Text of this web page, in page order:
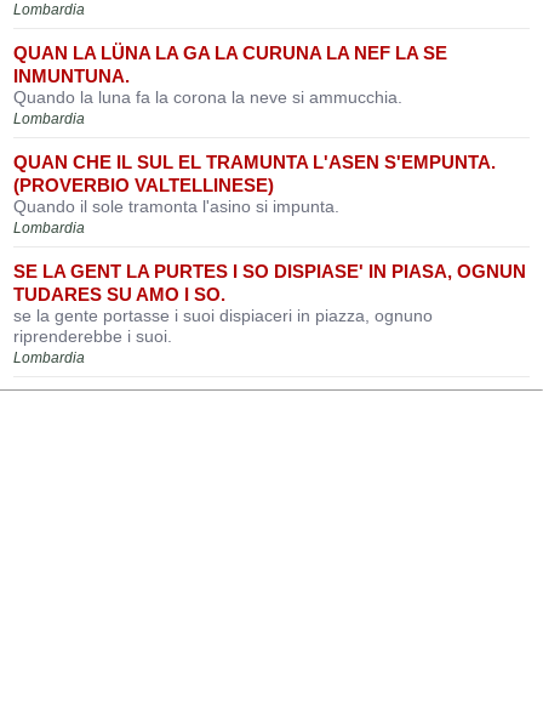
Lombardia
QUAN LA LÜNA LA GA LA CURUNA LA NEF LA SE
INMUNTUNA.
Quando la luna fa la corona la neve si ammucchia.
Lombardia
QUAN CHE IL SUL EL TRAMUNTA L'ASEN S'EMPUNTA.
(PROVERBIO VALTELLINESE)
Quando il sole tramonta l'asino si impunta.
Lombardia
SE LA GENT LA PURTES I SO DISPIASE' IN PIASA, OGNUN
TUDARES SU AMO I SO.
se la gente portasse i suoi dispiaceri in piazza, ognuno
riprenderebbe i suoi.
Lombardia